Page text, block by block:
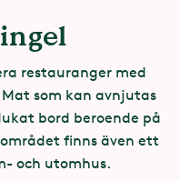
restauranger med
som kan avnjutas
bord beroende på
finns även ett
och utomhus.